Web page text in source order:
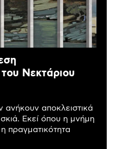
Νεκτάριου
αποκλειστικά
Εκεί όπου η μνήμη
πραγματικότητα